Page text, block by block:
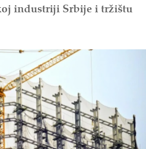
industriji Srbije i tržištu